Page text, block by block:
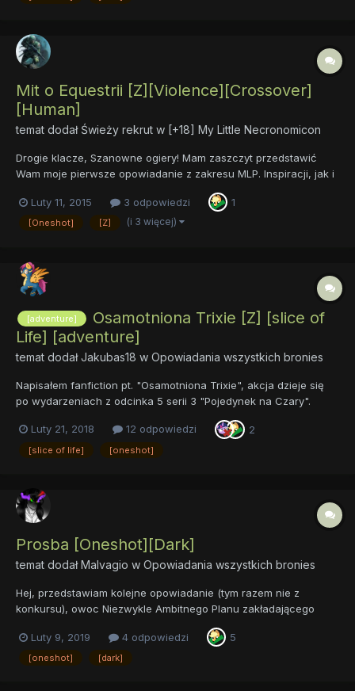
Mit o Equestrii [Z][Violence][Crossover]
[Human]
temat dodał Świeży rekrut w [+18] My Little Necronomicon
Drogie klacze, Szanowne ogiery! Mam zaszczyt przedstawić
Wam moje pierwsze opowiadanie z zakresu MLP. Inspiracji, jak i
raz jeszcze! Trzy miesiące pisania, ale było warto, żeby teraz to
wrzucić. Mam nadzieję, że nie łamię regulaminu...
Luty 11, 2015 3 odpowiedzi 1
[Oneshot] [Z] (i 3 więcej)
[adventure]
Osamotniona Trixie [Z] [slice of
Life] [adventure]
temat dodałJakubas18 w Opowiadania wszystkich bronies
Napisałem fanfiction pt. "Osamotniona Trixie", akcja dzieje się
po wydarzeniach z odcinka 5 serii 3 "Pojedynek na Czary".
Ponyville Link do całego fanfika: Osamotniona Trixie.docx Link
do całego fanfika
Luty 21, 2018 12 odpowiedzi 2
[slice of life] [oneshot]
Prosba [Oneshot][Dark]
temat dodałMalvagio w Opowiadania wszystkich bronies
Hej, przedstawiam kolejne opowiadanie (tym razem nie z
konkursu), owoc Niezwykle Ambitnego Planu zakładającego
teoretycznie lekka obsuwa już zaliczona, tsk, będę próbował
nadganiać. Od mojego ostatniego "Dariusza" (takiego
Luty 9, 2019 4 odpowiedzi 5
[oneshot] [dark]